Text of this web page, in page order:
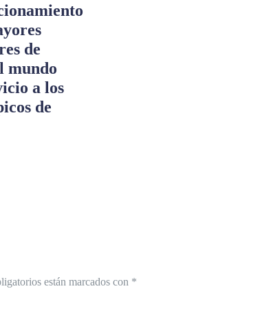
de
mundo
a los
de
están marcados con *